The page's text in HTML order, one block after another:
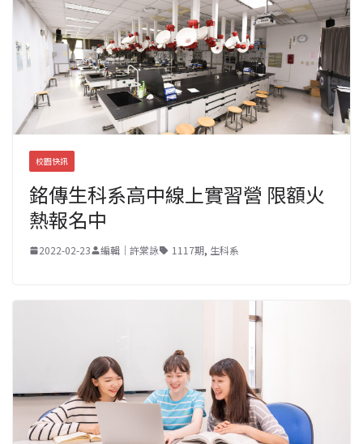
校園快訊
銘傳生科系高中線上實習營 限額火
熱報名中
2022-02-23 編輯｜許棠詠 1117期, 生科系